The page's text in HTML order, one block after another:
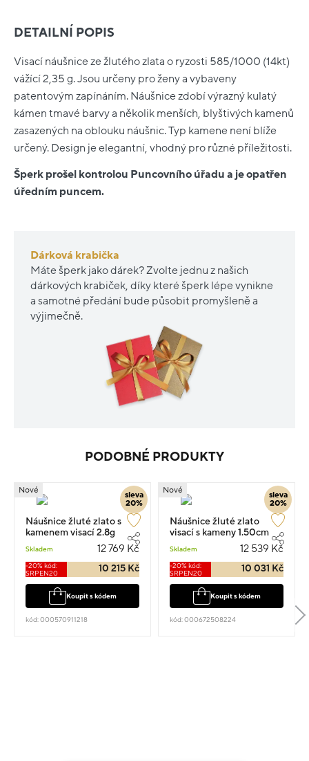
DETAILNÍ POPIS
Visací náušnice ze žlutého zlata o ryzosti 585/1000 (14kt)
vážící 2,35 g. Jsou určeny pro ženy a vybaveny
patentovým zapínáním. Náušnice zdobí výrazný kulatý
kámen tmavé barvy a několik menších, blyštivých kamenů
zasazených na oblouku náušnic. Typ kamene není blíže
určený. Design je elegantní, vhodný pro různé příležitosti.
Šperk prošel kontrolou Puncovního úřadu a je opatřen
úředním puncem.
Dárková krabička
Máte šperk jako dárek? Zvolte jednu z našich
dárkových krabiček, díky které šperk lépe vynikne
a samotné předání bude působit promyšleně a
výjimečně.
PODOBNÉ PRODUKTY
sleva
20%
Nové
Náušnice žluté zlato s
kamenem visací 2.8g
Skladem 12 769 Kč
-20% kód:
SRPEN20
10 215 Kč
Koupit s kódem
kód: 000570911218
sleva
20%
Nové
Náušnice žluté zlato
visací s kameny 1.50cm
Skladem 12 539 Kč
-20% kód:
SRPEN20
10 031 Kč
Koupit s kódem
kód: 000672508224